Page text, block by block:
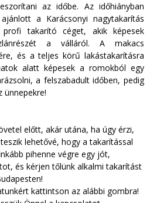
az időbe. Az időhiányban
a Karácsonyi nagytakarítás
takarító céget, akik képesek
a válláról. A makacs
és a teljes körű lakástakarításra
alatt képesek a romokból egy
a felszabadult időben, pedig
ünnepekre!
előtt, akár utána, ha úgy érzi,
lehetővé, hogy a takarítással
pihenne végre egy jót,
és kérjen tőlünk alkalmi takarítást
kattintson az alábbi gombra!